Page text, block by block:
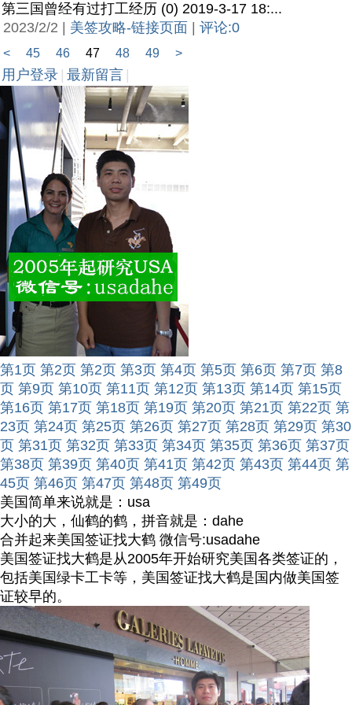
第三国曾经有过打工经历 (0) 2019-3-17 18:...
2023/2/2 | 美签攻略-链接页面 评论:0
< 45 46 47 48 49 >
用户登录 最新留言
第1页 第2页 第2页 第3页 第4页 第5页 第6页 第7页 第8
页 第9页 第10页 第11页 第12页 第13页 第14页 第15页
第16页 第17页 第18页 第19页 第20页 第21页 第22页 第
23页 第24页 第25页 第26页 第27页 第28页 第29页 第30
页 第31页 第32页 第33页 第34页 第35页 第36页 第37页
第38页 第39页 第40页 第41页 第42页 第43页 第44页 第
45页 第46页 第47页 第48页 第49页
美国简单来说就是：usa
大小的大，仙鹤的鹤，拼音就是：dahe
合并起来美国签证找大鹤 微信号:usadahe
美国签证找大鹤是从2005年开始研究美国各类签证的，
包括美国绿卡工卡等，美国签证找大鹤是国内做美国签
证较早的。